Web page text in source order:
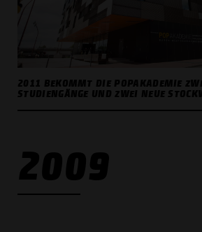
2011 BEKOMMT DIE POPAKADEMIE
STUDIENGÄNGE UND ZWEI NEUE
2009